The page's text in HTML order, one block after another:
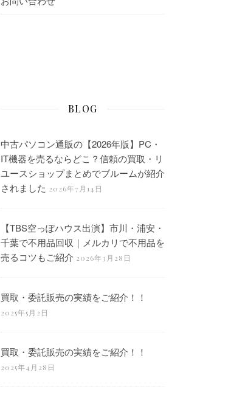
BLOG
中古パソコン通販の【2026年版】PC・
IT機器を売るならどこ？信頼の買取・リ
ユースショップまとめでブルームが紹介
されました 2026年7月14日
【TBS空っぽハウス出演】市川・浦安・
千葉で不用品回収｜メルカリで不用品を
売るコツもご紹介 2026年3月28日
買取・委託販売の実績をご紹介！！
2025年5月2日
買取・委託販売の実績をご紹介！！
2025年4月28日